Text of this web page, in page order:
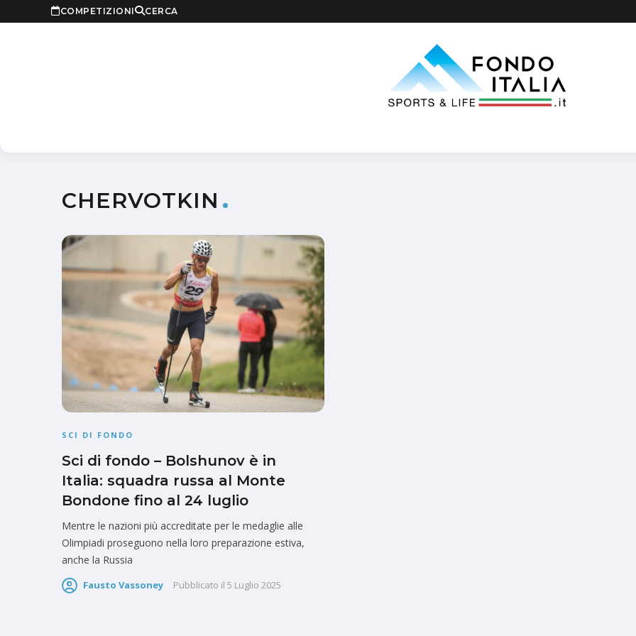
COMPETIZIONI CERCA
CHERVOTKIN
SCI DI FONDO
Sci di fondo – Bolshunov è in
Italia: squadra russa al Monte
Bondone fino al 24 luglio
Mentre le nazioni più accreditate per le medaglie alle
Olimpiadi proseguono nella loro preparazione estiva,
anche la Russia
Fausto Vassoney Pubblicato il 5 Luglio 2025